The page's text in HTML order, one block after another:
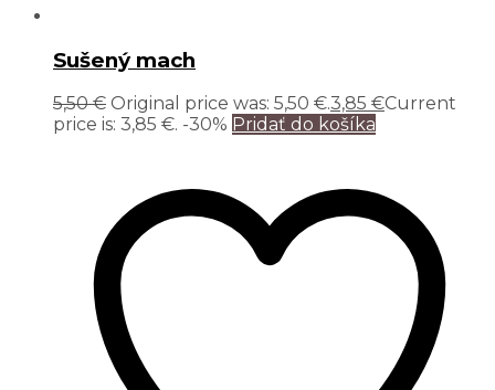
Sušený mach
5,50€ Original price was: 5,50 €.3,85 €Current
price is: 3,85 €. -30% Pridať do košíka